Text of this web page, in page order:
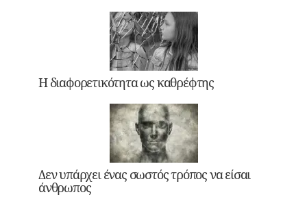
Η διαφορετικότητα ως καθρέφτης
Δεν υπάρχει ένας σωστός τρόπος να είσαι
άνθρωπος